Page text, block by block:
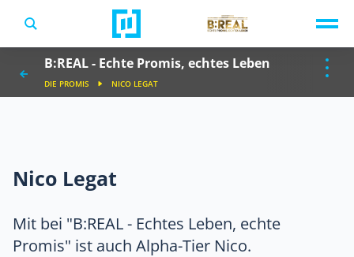
B:REAL - Echte Promis, echtes Leben
DIE PROMIS NICO LEGAT
Nico Legat
Mit bei "B:REAL - Echtes Leben, echte
Promis" ist auch Alpha-Tier Nico.